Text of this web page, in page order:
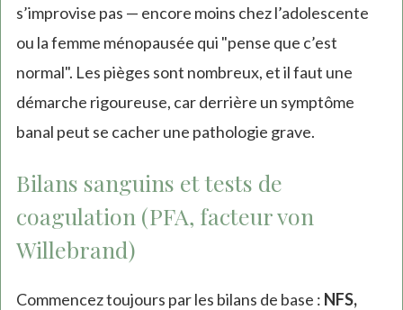
s’improvise pas — encore moins chez l’adolescente
ou la femme ménopausée qui "pense que c’est
normal". Les pièges sont nombreux, et il faut une
démarche rigoureuse, car derrière un symptôme
banal peut se cacher une pathologie grave.
Bilans sanguins et tests de
coagulation (PFA, facteur von
Willebrand)
Commencez toujours par les bilans de base : NFS,